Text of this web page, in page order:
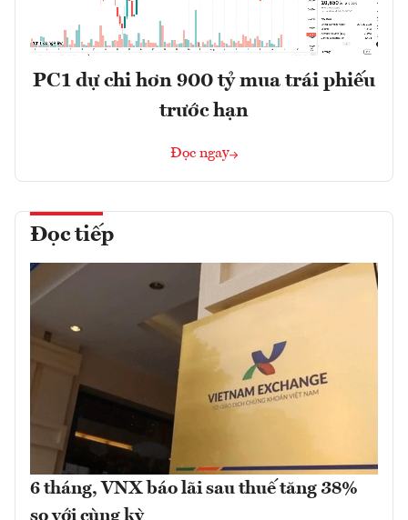
PC1 dự chi hơn 900 tỷ mua trái phiếu
trước hạn
Đọc ngay
Đọc tiếp
6 tháng, VNX báo lãi sau thuế tăng 38%
so với cùng kỳ